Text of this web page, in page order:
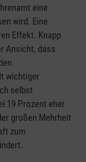
eine
wird. Eine
Effekt. Knapp
Ansicht, dass
wichtiger
selbst
19 Prozent eher
großen Mehrheit
zum